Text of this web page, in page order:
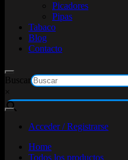
Picadores
Pipas
Tabaco
Blog
Contacto
Buscar
×
Acceder / Registrarse
Home
Todos los productos